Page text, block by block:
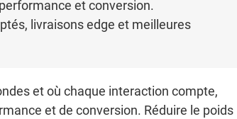
et conversion.
livraisons edge et meilleures
et où chaque interaction compte,
et de conversion. Réduire le poids